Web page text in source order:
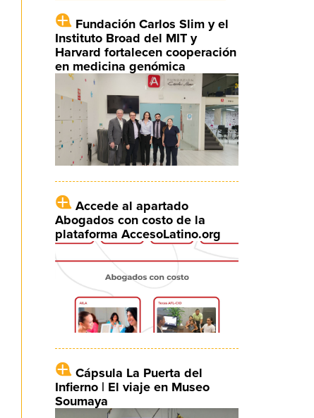
Fundación Carlos Slim y el
Instituto Broad del MIT y
Harvard fortalecen cooperación
en medicina genómica
Accede al apartado
Abogados con costo de la
plataforma AccesoLatino.org
Cápsula La Puerta del
Infierno | El viaje en Museo
Soumaya